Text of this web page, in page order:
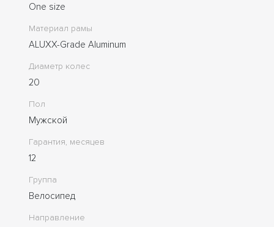
One size
Материал рамы
ALUXX-Grade Aluminum
Диаметр колес
20
Пол
Мужской
Гарантия, месяцев
12
Группа
Велосипед
Направление